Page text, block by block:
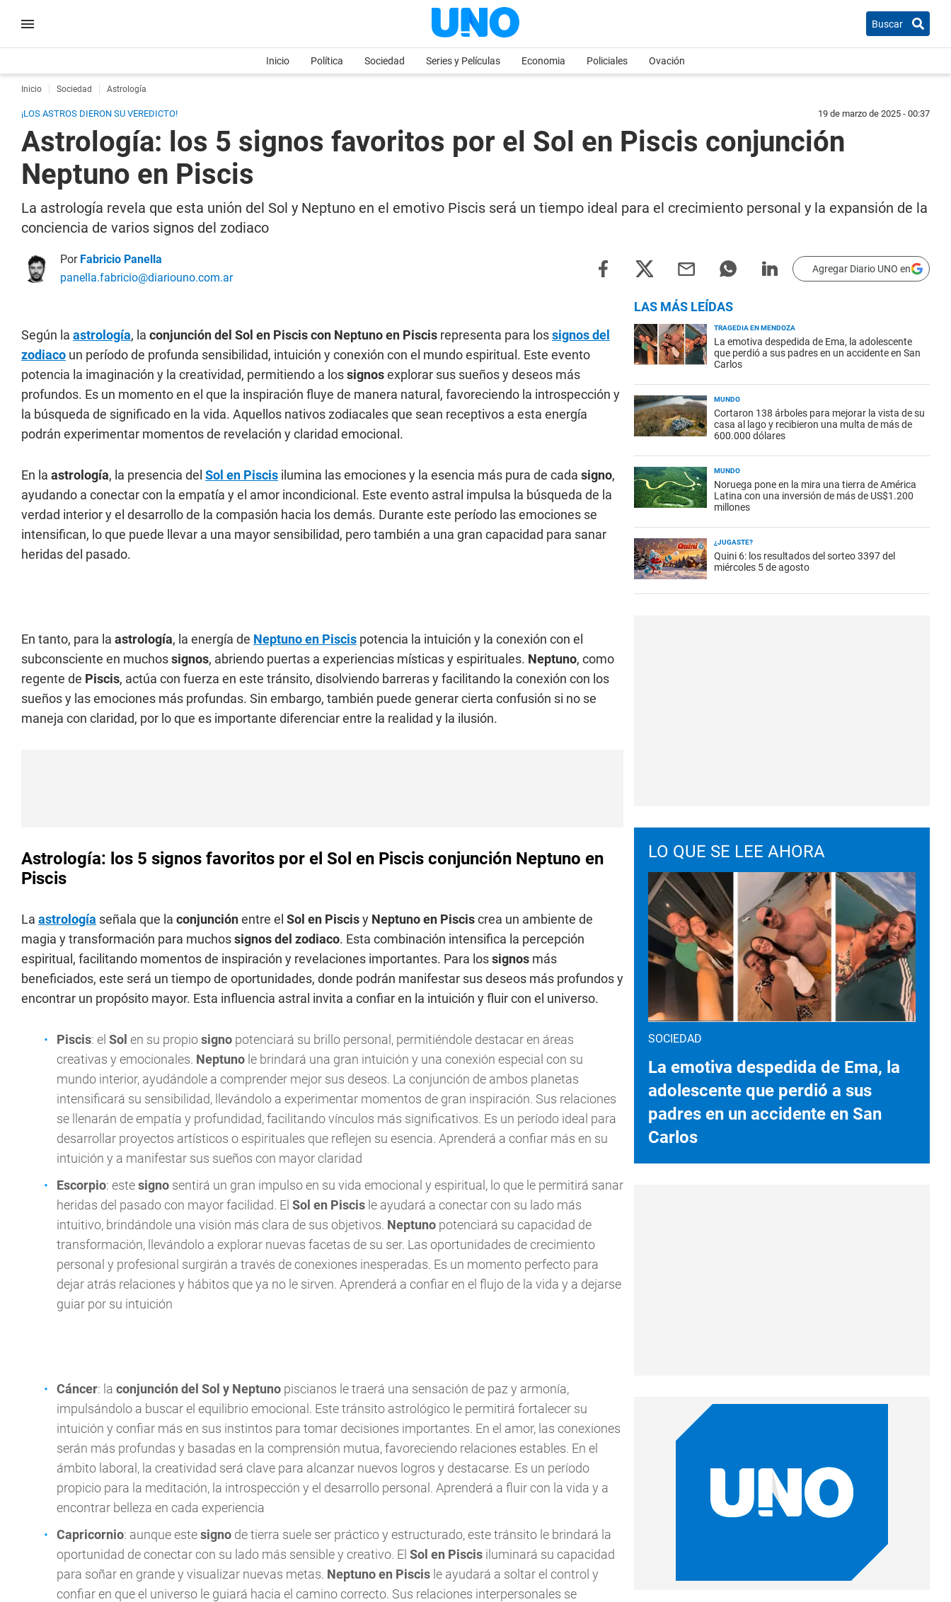
Buscar
Inicio Política Sociedad Series y Películas Economia Policiales Ovación
Inicio Sociedad Astrología
¡LOS ASTROS DIERON SU VEREDICTO! 19 de marzo de 2025 - 00:37
Astrología: los 5 signos favoritos por el Sol en Piscis conjunción
Neptuno en Piscis
La astrología revela que esta unión del Sol y Neptuno en el emotivo Piscis será un tiempo ideal para el crecimiento personal y la expansión de la
conciencia de varios signos del zodiaco
Por Fabricio Panella
panella.fabricio@diariouno.com.ar
Agregar Diario UNO en
Según la astrología, la conjunción del Sol en Piscis con Neptuno en Piscis representa para lossignos del
zodiaco un período de profunda sensibilidad, intuición y conexión con el mundo espiritual. Este evento
potencia la imaginación y la creatividad, permitiendo a lossignosexplorar sus sueños y deseos más
profundos. Es un momento en el que la inspiración fluye de manera natural, favoreciendo la introspección y
la búsqueda de significado en la vida. Aquellos nativos zodiacales que sean receptivos a esta energía
podrán experimentar momentos de revelación y claridad emocional.
En la astrología, la presencia del Sol en Piscis ilumina las emociones y la esencia más pura de cada signo,
ayudando a conectar con la empatía y el amor incondicional. Este evento astral impulsa la búsqueda de la
verdad interior y el desarrollo de la compasión hacia los demás. Durante este período las emociones se
intensifican, lo que puede llevar a una mayor sensibilidad, pero también a una gran capacidad para sanar
heridas del pasado.
En tanto, para la astrología, la energía de Neptuno en Piscis potencia la intuición y la conexión con el
subconsciente en muchossignos, abriendo puertas a experiencias místicas y espirituales. Neptuno, como
regente de Piscis, actúa con fuerza en este tránsito, disolviendo barreras y facilitando la conexión con los
sueños y las emociones más profundas. Sin embargo, también puede generar cierta confusión si no se
maneja con claridad, por lo que es importante diferenciar entre la realidad y la ilusión.
Astrología: los 5 signos favoritos por el Sol en Piscis conjunción Neptuno en
Piscis
La astrología señala que la conjunciónentre el Sol en Piscisy Neptuno en Pisciscrea un ambiente de
magia y transformación para muchossignos del zodiaco. Esta combinación intensifica la percepción
espiritual, facilitando momentos de inspiración y revelaciones importantes. Para lossignos más
beneficiados, este será un tiempo de oportunidades, donde podrán manifestar sus deseos más profundos y
encontrar un propósito mayor. Esta influencia astral invita a confiar en la intuición y fluir con el universo.
Piscis: el Sol en su propiosigno potenciará su brillo personal, permitiéndole destacar en áreas
creativas y emocionales. Neptuno le brindará una gran intuición y una conexión especial con su
mundo interior, ayudándole a comprender mejor sus deseos. La conjunción de ambos planetas
intensificará su sensibilidad, llevándolo a experimentar momentos de gran inspiración. Sus relaciones
se llenarán de empatía y profundidad, facilitando vínculos más significativos. Es un período ideal para
desarrollar proyectos artísticos o espirituales que reflejen su esencia. Aprenderá a confiar más en su
intuición y a manifestar sus sueños con mayor claridad
Escorpio: estesigno sentirá un gran impulso en su vida emocional y espiritual, lo que le permitirá sanar
heridas del pasado con mayor facilidad. El Sol en Piscis le ayudará a conectar con su lado más
intuitivo, brindándole una visión más clara de sus objetivos. Neptuno potenciará su capacidad de
transformación, llevándolo a explorar nuevas facetas de su ser. Las oportunidades de crecimiento
personal y profesional surgirán a través de conexiones inesperadas. Es un momento perfecto para
dejar atrás relaciones y hábitos que ya no le sirven. Aprenderá a confiar en el flujo de la vida y a dejarse
guiar por su intuición
Cáncer: la conjunción del Sol y Neptuno piscianos le traerá una sensación de paz y armonía,
impulsándolo a buscar el equilibrio emocional. Este tránsito astrológico le permitirá fortalecer su
intuición y confiar más en sus instintos para tomar decisiones importantes. En el amor, las conexiones
serán más profundas y basadas en la comprensión mutua, favoreciendo relaciones estables. En el
ámbito laboral, la creatividad será clave para alcanzar nuevos logros y destacarse. Es un período
propicio para la meditación, la introspección y el desarrollo personal. Aprenderá a fluir con la vida y a
encontrar belleza en cada experiencia
Capricornio: aunque estesigno de tierra suele ser práctico y estructurado, este tránsito le brindará la
oportunidad de conectar con su lado más sensible y creativo. El Sol en Piscis iluminará su capacidad
para soñar en grande y visualizar nuevas metas. Neptuno en Piscis le ayudará a soltar el control y
confiar en que el universo le guiará hacia el camino correcto. Sus relaciones interpersonales se
LAS MÁS LEÍDAS
TRAGEDIA EN MENDOZA
La emotiva despedida de Ema, la adolescente
que perdió a sus padres en un accidente en San
Carlos
MUNDO
Cortaron 138 árboles para mejorar la vista de su
casa al lago y recibieron una multa de más de
600.000 dólares
MUNDO
Noruega pone en la mira una tierra de América
Latina con una inversión de más de US$1.200
millones
¿JUGASTE?
Quini 6: los resultados del sorteo 3397 del
miércoles 5 de agosto
LO QUE SE LEE AHORA
SOCIEDAD
La emotiva despedida de Ema, la
adolescente que perdió a sus
padres en un accidente en San
Carlos